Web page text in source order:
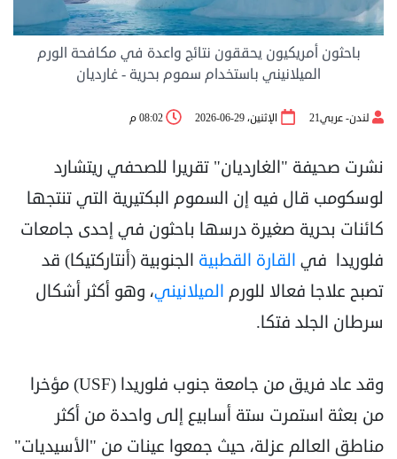
باحثون أمريكيون يحققون نتائج واعدة في مكافحة الورم
الميلانيني باستخدام سموم بحرية - غارديان
لندن- عربي21 الإثنين، 29-06-2026 08:02 م
نشرت صحيفة "الغارديان" تقريرا للصحفي ريتشارد
لوسكومب قال فيه إن السموم البكتيرية التي تنتجها
كائنات بحرية صغيرة درسها باحثون في إحدى جامعات
فلوريدا في القارة القطبية الجنوبية (أنتاركتيكا) قد
تصبح علاجا فعالا للورم الميلانيني، وهو أكثر أشكال
سرطان الجلد فتكا.
وقد عاد فريق من جامعة جنوب فلوريدا (USF) مؤخرا
من بعثة استمرت ستة أسابيع إلى واحدة من أكثر
مناطق العالم عزلة، حيث جمعوا عينات من "الأسيديات"